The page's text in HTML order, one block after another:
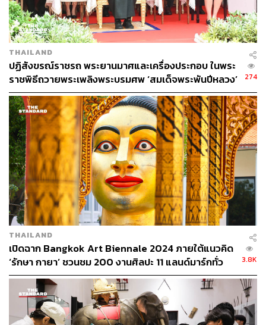
THAILAND
ปฏิสังขรณ์ราชรถ พระยานมาศและเครื่องประกอบ ในพระ
ราชพิธีถวายพระเพลิงพระบรมศพ ‘สมเด็จพระพันปีหลวง’
274
THAILAND
เปิดฉาก Bangkok Art Biennale 2024 ภายใต้แนวคิด
‘รักษา กายา’ ชวนชม 200 งานศิลปะ 11 แลนด์มาร์กทั่ว
กรุง
3.8K